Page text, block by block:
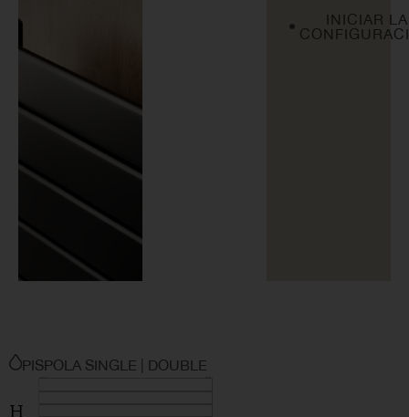
INICIAR LA
PISPOLA SINGLE | DOUBLE